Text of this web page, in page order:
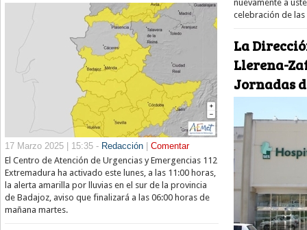
17 Marzo 2025 | 15:35 - Redacción| Comentar
El Centro de Atención de Urgencias y Emergencias 112
Extremadura ha activado este lunes, a las 11:00 horas,
la alerta amarilla por lluvias en el sur de la provincia
de Badajoz, aviso que finalizará a las 06:00 horas de
mañana martes.
nuevamente a
celebración de las
La
Llerena-
Jornadas